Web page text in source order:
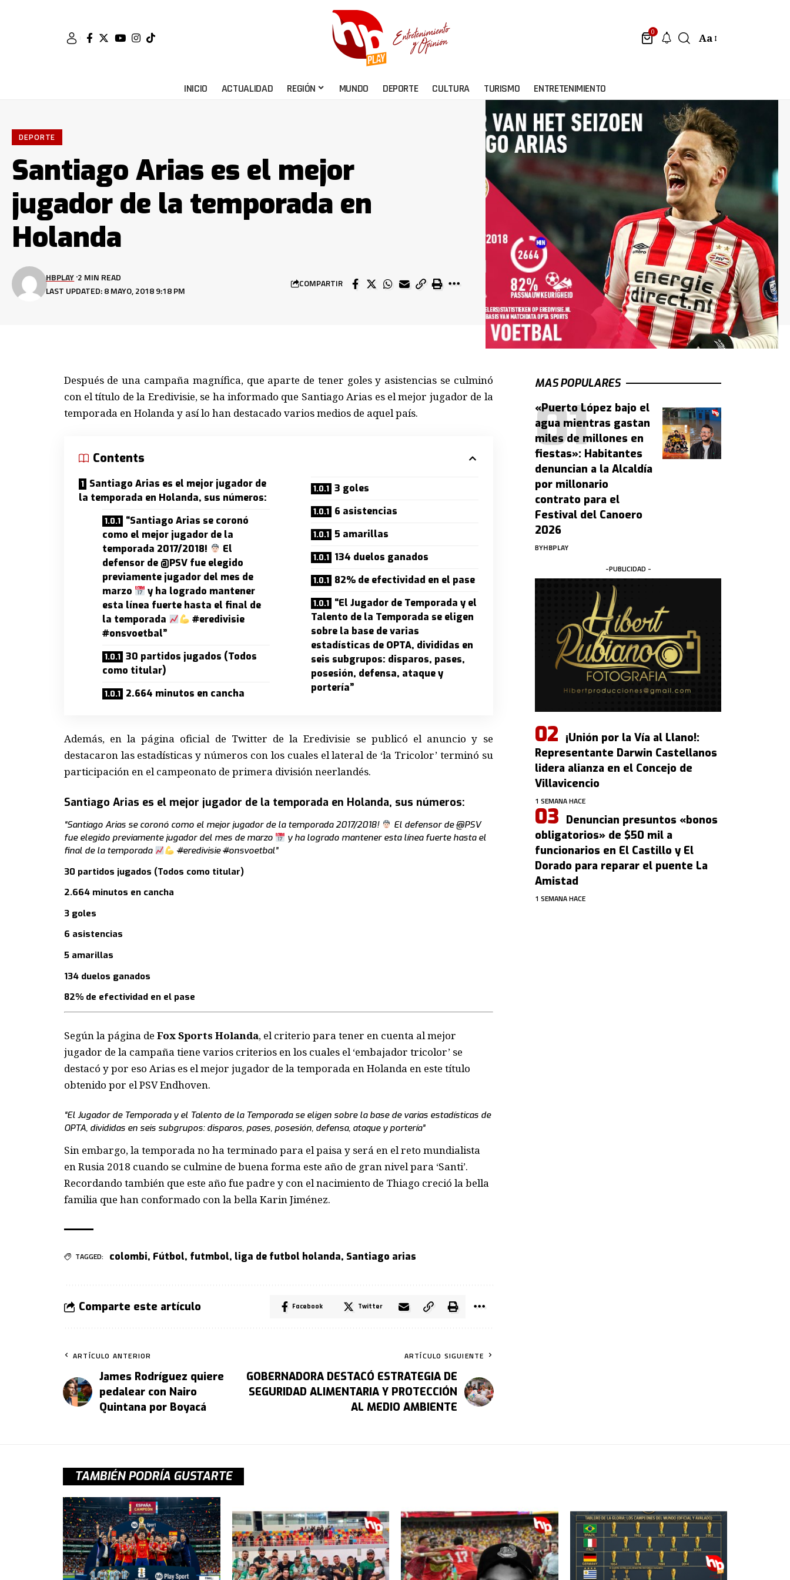
0 Aa
INICIO ACTUALIDAD REGIÓN MUNDO DEPORTE CULTURA TURISMO ENTRETENIMIENTO
DEPORTE
Santiago Arias es el mejor
jugador de la temporada en
Holanda
LAST UPDATED: 8 MAYO, 2018 9:18 PM
HBPLAY 2 MIN READ
COMPARTIR
Después de una campaña magnífica, que aparte de tener goles y asistencias se culminó
con el título de la Eredivisie, se ha informado que Santiago Arias es el mejor jugador de la
temporada en Holanda y así lo han destacado varios medios de aquel país.
Contents
Santiago Arias es el mejor jugador de
la temporada en Holanda, sus números:
“Santiago Arias se coronó
como el mejor jugador de la
temporada 2017/2018!
El
defensor de @PSV fue elegido
previamente jugador del mes de
marzo
y ha logrado mantener
esta línea fuerte hasta el final de
la temporada
#eredivisie
#onsvoetbal”
30 partidos jugados (Todos
como titular)
2.664 minutos en cancha
3 goles
6 asistencias
5 amarillas
134 duelos ganados
82% de efectividad en el pase
“El Jugador de Temporada y el
Talento de la Temporada se eligen
sobre la base de varias
estadísticas de OPTA, divididas en
seis subgrupos: disparos, pases,
posesión, defensa, ataque y
portería”
Además, en la página oficial de Twitter de la Eredivisie se publicó el anuncio y se
destacaron las estadísticas y números con los cuales el lateral de ‘la Tricolor’ terminó su
participación en el campeonato de primera división neerlandés.
Santiago Arias es el mejor jugador de la temporada en Holanda, sus números:
“Santiago Arias se coronó como el mejor jugador de la temporada 2017/2018! El defensor de@PSV
fue elegido previamente jugador del mes de marzo
y ha logrado mantener esta línea fuerte hasta el
final de la temporada
#eredivisie #onsvoetbal”
30 partidos jugados (Todos como titular)
2.664 minutos en cancha
3 goles
6 asistencias
5 amarillas
134 duelos ganados
82% de efectividad en el pase
Según la página de Fox Sports Holanda, el criterio para tener en cuenta al mejor
jugador de la campaña tiene varios criterios en los cuales el ‘embajador tricolor’ se
destacó y por eso Arias es el mejor jugador de la temporada en Holanda en este título
obtenido por el PSV Endhoven.
“El Jugador de Temporada y el Talento de la Temporada se eligen sobre la base de varias estadísticas de
OPTA, divididas en seis subgrupos: disparos, pases, posesión, defensa, ataque y portería”
Sin embargo, la temporada no ha terminado para el paisa y será en el reto mundialista
en Rusia 2018 cuando se culmine de buena forma este año de gran nivel para ‘Santi’.
Recordando también que este año fue padre y con el nacimiento de Thiago creció la bella
familia que han conformado con la bella Karin Jiménez.
TAGGED: colombi, Fútbol, futmbol, liga de futbol holanda, Santiago arias
Comparte este artículo Facebook Twitter
ARTÍCULO ANTERIOR
James Rodríguez quiere
pedalear con Nairo
Quintana por Boyacá
ARTÍCULO SIGUIENTE
GOBERNADORA DESTACÓ ESTRATEGIA DE
SEGURIDAD ALIMENTARIA Y PROTECCIÓN
AL MEDIO AMBIENTE
MAS POPULARES
«Puerto López bajo el
agua mientras gastan
miles de millones en
fiestas»: Habitantes
denuncian a la Alcaldía
por millonario
contrato para el
Festival del Canoero
2026
BYHBPLAY
-PUBLICIDAD -
¡Unión por la Vía al Llano!:
Representante Darwin Castellanos
lidera alianza en el Concejo de
Villavicencio
1 SEMANA HACE
Denuncian presuntos «bonos
obligatorios» de $50 mil a
funcionarios en El Castillo y El
Dorado para reparar el puente La
Amistad
1 SEMANA HACE
TAMBIÉN PODRÍA GUSTARTE